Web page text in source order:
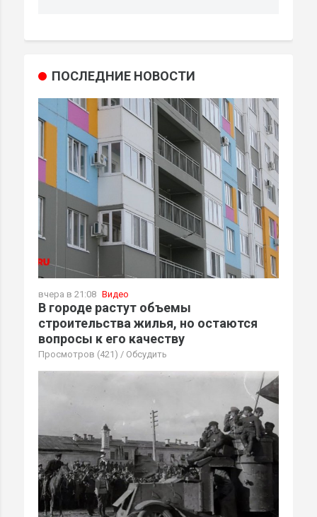
ПОСЛЕДНИЕ НОВОСТИ
вчера в 21:08 Видео
В городе растут объемы
строительства жилья, но остаются
вопросы к его качеству
Просмотров (421) / Обсудить